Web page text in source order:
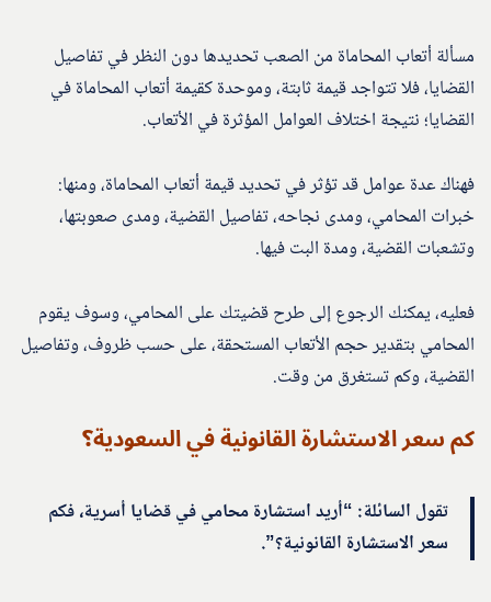
مسألة أتعاب المحاماة من الصعب تحديدها دون النظر في تفاصيل
القضايا، فلا تتواجد قيمة ثابتة، وموحدة كقيمة أتعاب المحاماة في
القضايا؛ نتيجة اختلاف العوامل المؤثرة في الأتعاب.
فهناك عدة عوامل قد تؤثر في تحديد قيمة أتعاب المحاماة، ومنها:
خبرات المحامي، ومدى نجاحه، تفاصيل القضية، ومدى صعوبتها،
وتشعبات القضية، ومدة البت فيها.
فعليه، يمكنك الرجوع إلى طرح قضيتك على المحامي، وسوف يقوم
المحامي بتقدير حجم الأتعاب المستحقة، على حسب ظروف، وتفاصيل
القضية، وكم تستغرق من وقت.
كم سعر الاستشارة القانونية في السعودية؟
تقول السائلة: “أريد استشارة محامي في قضايا أسرية، فكم
سعر الاستشارة القانونية؟”.